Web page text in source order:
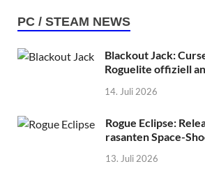
PC / STEAM NEWS
Blackout Jack:
Roguelite offiziell
14. Juli 2026
Rogue Eclipse:
rasanten Space-
13. Juli 2026